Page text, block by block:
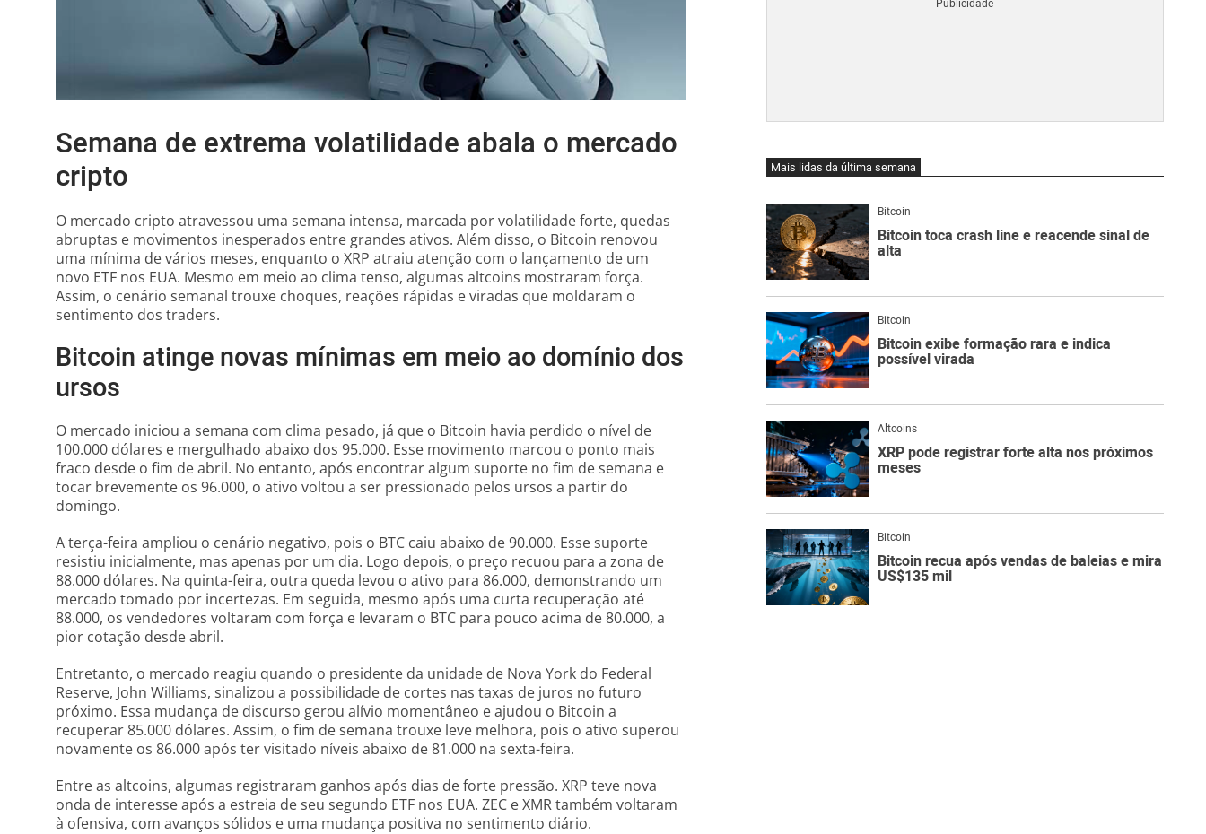
Semana de extrema volatilidade abala o mercado
cripto
O mercado cripto atravessou uma semana intensa, marcada por volatilidade forte, quedas
abruptas e movimentos inesperados entre grandes ativos. Além disso, o Bitcoin renovou
uma mínima de vários meses, enquanto o XRP atraiu atenção com o lançamento de um
novo ETF nos EUA. Mesmo em meio ao clima tenso, algumas altcoins mostraram força.
Assim, o cenário semanal trouxe choques, reações rápidas e viradas que moldaram o
sentimento dos traders.
Bitcoin atinge novas mínimas em meio ao domínio dos
ursos
O mercado iniciou a semana com clima pesado, já que o Bitcoin havia perdido o nível de
100.000 dólares e mergulhado abaixo dos 95.000. Esse movimento marcou o ponto mais
fraco desde o fim de abril. No entanto, após encontrar algum suporte no fim de semana e
tocar brevemente os 96.000, o ativo voltou a ser pressionado pelos ursos a partir do
domingo.
A terça-feira ampliou o cenário negativo, pois o BTC caiu abaixo de 90.000. Esse suporte
resistiu inicialmente, mas apenas por um dia. Logo depois, o preço recuou para a zona de
88.000 dólares. Na quinta-feira, outra queda levou o ativo para 86.000, demonstrando um
mercado tomado por incertezas. Em seguida, mesmo após uma curta recuperação até
88.000, os vendedores voltaram com força e levaram o BTC para pouco acima de 80.000, a
pior cotação desde abril.
Entretanto, o mercado reagiu quando o presidente da unidade de Nova York do Federal
Reserve, John Williams, sinalizou a possibilidade de cortes nas taxas de juros no futuro
próximo. Essa mudança de discurso gerou alívio momentâneo e ajudou o Bitcoin a
recuperar 85.000 dólares. Assim, o fim de semana trouxe leve melhora, pois o ativo superou
novamente os 86.000 após ter visitado níveis abaixo de 81.000 na sexta-feira.
Entre as altcoins, algumas registraram ganhos após dias de forte pressão. XRP teve nova
onda de interesse após a estreia de seu segundo ETF nos EUA. ZEC e XMR também voltaram
à ofensiva, com avanços sólidos e uma mudança positiva no sentimento diário.
Mais lidas da última semana
Bitcoin
Bitcoin toca crash line e reacende sinal de
alta
Bitcoin
Bitcoin exibe formação rara e indica
possível virada
Altcoins
XRP pode registrar forte alta nos próximos
meses
Bitcoin
Bitcoin recua após vendas de baleias e mira
US$135 mil